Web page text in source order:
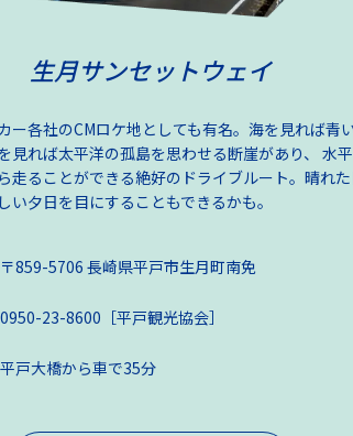
生月サンセットウェイ
ー各社のCMロケ地としても有名。海を見れば青
見れば太平洋の孤島を思わせる断崖があり、 水
走ることができる絶好のドライブルート。晴れ
い夕日を目にすることもできるかも。
〒859-5706 長崎県平戸市生月町南免
0950-23-8600［平戸観光協会］
平戸大橋から車で35分